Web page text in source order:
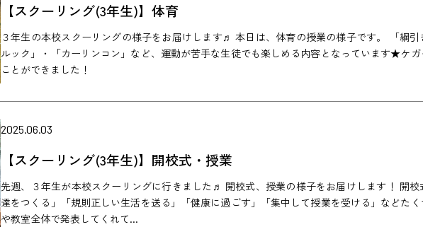
【スクーリング(3年生)】体育
３年生の本校スクーリングの様子をお届けします♬ 本日は、体育の授業の様子です。 「綱
ルック」・「カーリンコン」など、運動が苦手な生徒でも楽しめる内容となっています★ケ
ことができました！
2025.06.03
【スクーリング(3年生)】開校式・授業
先週、３年生が本校スクーリングに行きました♬ 開校式、授業の様子をお届けします！ 開
達をつくる」「規則正しい生活を送る」「健康に過ごす」「集中して授業を受ける」などた
や教室全体で発表してくれて...